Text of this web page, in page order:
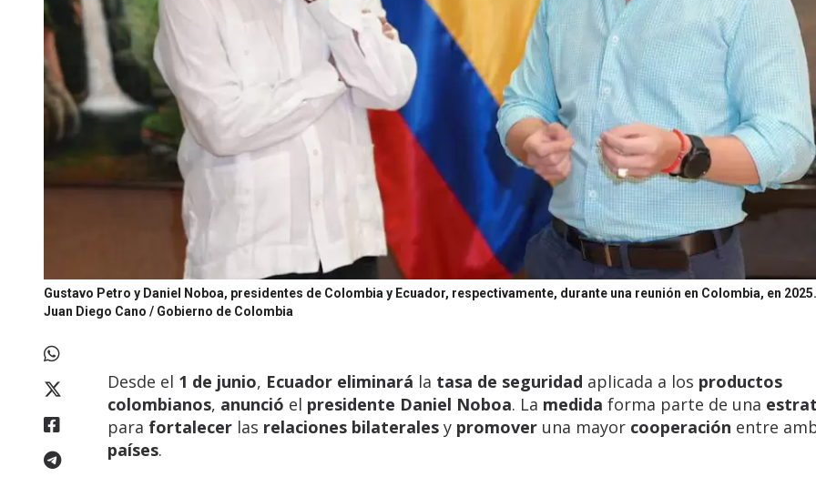
Gustavo Petro y Daniel Noboa, presidentes de Colombia y Ecuador, respectivamente, durante una reunión en Colombia, en
Juan Diego Cano / Gobierno de Colombia
Desde el 1 de junio, Ecuador eliminará la tasa de seguridad aplicada a los productos
colombianos, anunció el presidente Daniel Noboa. La medida forma parte de una
para fortalecer las relaciones bilaterales y promover una mayor cooperación entre
países.